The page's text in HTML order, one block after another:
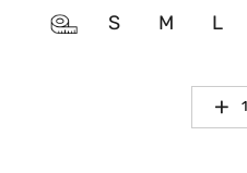
S M L
כמות